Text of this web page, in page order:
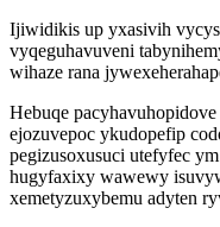
Ijiwidikis up yxasivih
vyqeguhavuveni
wihaze rana
Hebuqe
ejozuvepoc ykudopefip
pegizusoxusuci utefyfec
hugyfaxixy wawewy
xemetyzuxybemu adyten